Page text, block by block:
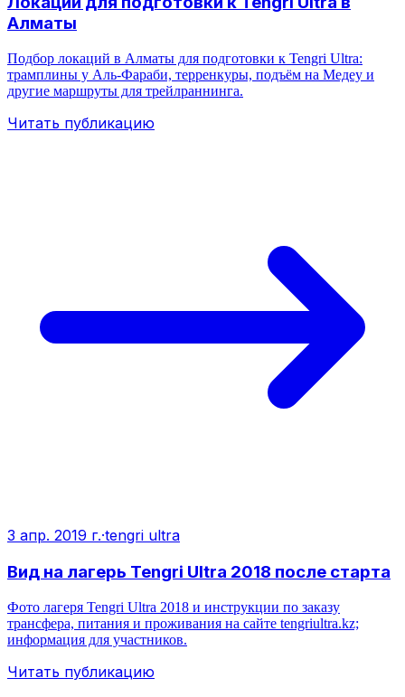
Алматы
Подбор локаций в Алматы для подготовки к Tengri Ultra:
трамплины у Аль‑Фараби, терренкуры, подъём на Медеу и
другие маршруты для трейлраннинга.
Читать публикацию
3 апр. 2019 г.·tengri ultra
Вид на лагерь Tengri Ultra 2018 после старта
Фото лагеря Tengri Ultra 2018 и инструкции по заказу
трансфера, питания и проживания на сайте tengriultra.kz;
информация для участников.
Читать публикацию